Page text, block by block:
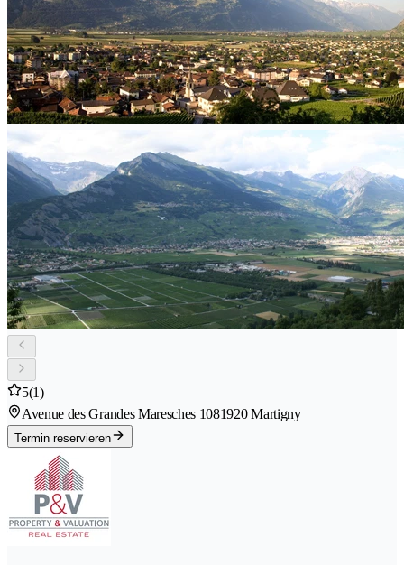
5(1)
Avenue des Grandes Maresches 1081920 Martigny
Termin reservieren